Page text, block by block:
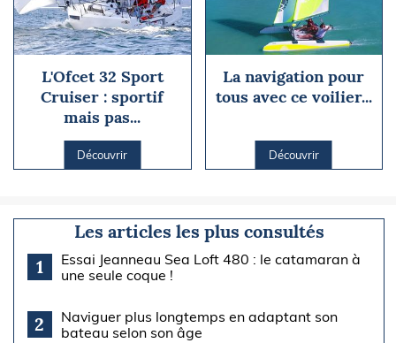
L'Ofcet 32 Sport
Cruiser : sportif
mais pas...
Découvrir
La navigation pour
tous avec ce voilier...
Découvrir
Les articles les plus consultés
1
Essai Jeanneau Sea Loft 480 : le catamaran à
une seule coque !
2
Naviguer plus longtemps en adaptant son
bateau selon son âge